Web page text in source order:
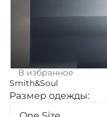
В избранное
Smith&Soul
Размер одежды: